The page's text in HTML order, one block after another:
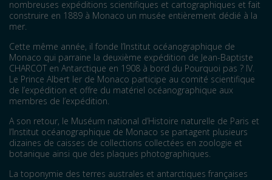
nombreuses expéditions scientifiques et cartographiques et fait
construire en 1889 à Monaco un musée entièrement dédié à la
mer.
Cette même année, il fonde l’Institut océanographique de
Monaco qui parraine la deuxième expédition de Jean-Baptiste
CHARCOT en Antarctique en 1908 à bord du Pourquoi pas ? IV.
Le Prince Albert Ier de Monaco participe au comité scientifique
de l’expédition et offre du matériel océanographique aux
membres de l’expédition.
A son retour, le Muséum national d’Histoire naturelle de Paris et
l’Institut océanographique de Monaco se partagent plusieurs
dizaines de caisses de collections collectées en zoologie et
botanique ainsi que des plaques photographiques.
La toponymie des terres australes et antarctiques françaises